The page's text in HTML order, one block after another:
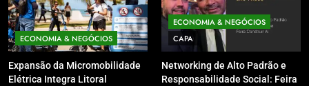
ECONOMIA & NEGÓCIOS
Expansão da Micromobilidade
Elétrica Integra Litoral
ECONOMIA & NEGÓCIOS
CAPA
Networking de Alto Padrão e
Responsabilidade Social: Feira